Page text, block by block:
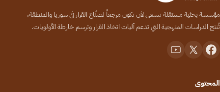
مؤسسة بحثية مستقلة تسعى لأن تكون مرجعاً لصنّاع القرار في سوريا والمنطقة،
تُنتج الدراسات المنهجية التي تدعم آليات اتخاذ القرار وترسم خارطة الأولويات.
المحتوى